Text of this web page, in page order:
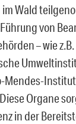
im Wald
von
– wie
Mendes-
Organe
in der